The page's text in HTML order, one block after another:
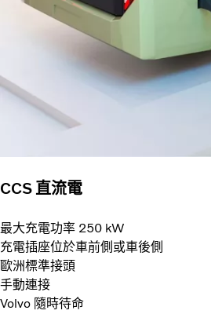
CCS 直流電
最大充電功率 250 kW
充電插座位於車前側或車後側
歐洲標準接頭
手動連接
Volvo 隨時待命